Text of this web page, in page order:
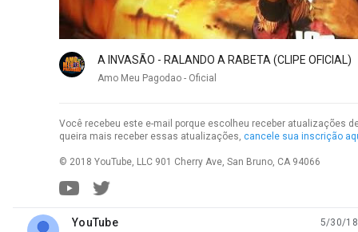
A INVASÃO - RALANDO A RABETA (CLIPE OFICIAL)
Amo Meu Pagodao - Oficial
Você recebeu este e-mail porque escolheu receber atualizações
queira mais receber essas atualizações, cancele sua inscrição
© 2018 YouTube, LLC 901 Cherry Ave, San Bruno, CA 94066
YouTube
unread, 5/30/18